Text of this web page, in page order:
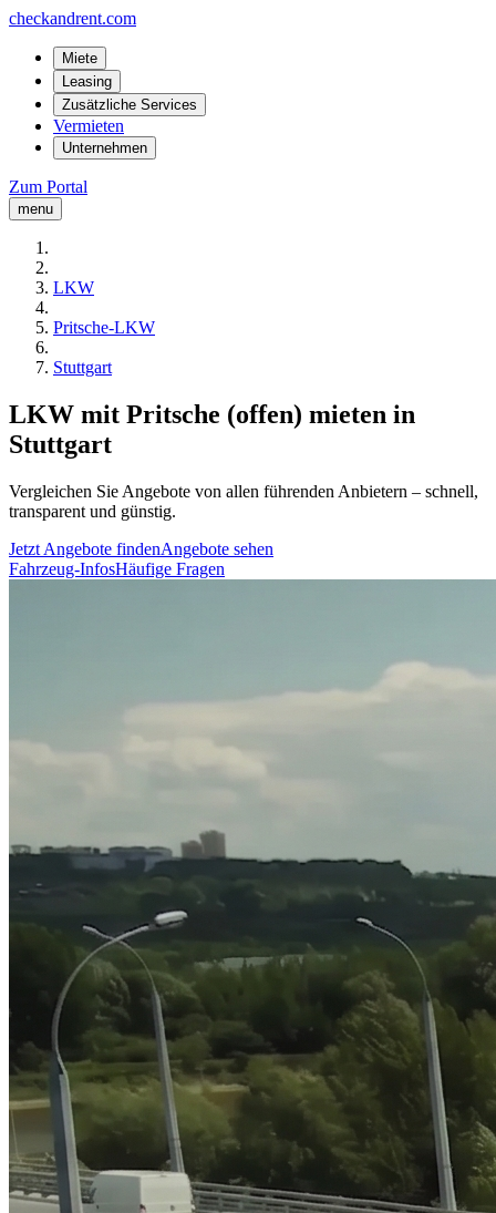
checkandrent.com
Miete
Leasing
Zusätzliche Services
Vermieten
Unternehmen
Zum Portal
menu
LKW
Pritsche-LKW
Stuttgart
LKW mit Pritsche (offen) mieten in
Stuttgart
Vergleichen Sie Angebote von allen führenden Anbietern – schnell,
transparent und günstig.
Jetzt Angebote findenAngebote sehen
Fahrzeug-InfosHäufige Fragen